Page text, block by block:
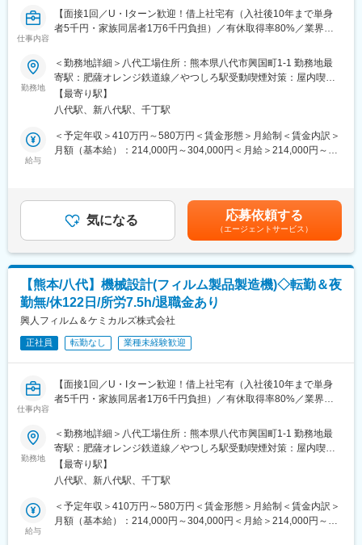
大切にし、地域に根ざした温かい医療サービスを提供していま
す。また、職員同士の連携も強く、安心して長く働ける環境づく
変更の範囲：無
・例1：入社3年目／550万円（月給35万＋賞与）
・例2：入社5年目／700万円（月給45万＋賞与）
将来的には管理職としてご活躍いただくキャリアパスもありま
■企業魅力
KAT WORLD株式会社は、熊本県を拠点に自動車販売・整備事業
を展開する急成長企業です。2025年8月に社名変更を行い、自動
10倍に伸びており、今期は28億円の売上を見込むなど、勢いのあ
る会社です。
やすい点も魅力です。会社の方針としてメリハリのついた働き方
を大切にしているため、業務を調整することで急遽午後お休みを
とるなど柔軟な働き方が可能です。
社内は風通しが良く、若手でも意見を出しやすい雰囲気。新しい
ことに挑戦したい方、地域に根ざした企業で長く働きたい方に
は、非常に魅力的な職場です。
変更の範囲：■すべての業務への配置転換有
仕事内容
【面接1回／U・Iターン歓迎！借上社宅有（入社後10年まで単身
者5千円・家族同居者1万6千円負担）／有休取得率80%／業界ト
の安定した取引実績◎】
■業務内容
当社八代工場にて、プラスチックフィルム生産設備（電気・計装
関連）の保全業務をお任せします。
・保全計画（1~2ヵ月に1回の定期点検等、電気・計装設備の整備
計画）
■組織構成
設備管理課はマネジメントをする機械係と電装係、実際に手を動
電装係：課長1名、電気担当3名、計装担当2名
(20代～50代まで幅広い年代が活躍しています！)
◇将来的にマネジメントや設計、設計技術などへのキャリアアッ
プが可能です。
■充実した福利厚生
・借上社宅制度：入社後10年まで、単身者は賃料自己負担は
5,000円（但し、賃料5万円まで）、家族同居者は1万6,000円負担
（但し、賃料8万円まで）
・退職金制度：職務等級、勤続年数、職位等によるポイント上乗
・有給：最高付与日数20日／有給取得率80%
■当社の魅力
・当社はカップラーメンの包装、レトルト食品のパウチ、洗剤や
の包装に使用されるフィルムを製造しています。当社独自の技術
を駆使し、近年ではリチウムイオン電池向けのフィルム等新しい
勤務地
＜勤務地詳細＞八代工場住所：熊本県八代市興国町1-1 勤務地最
寄駅：肥薩オレンジ鉄道線／やつしろ駅受動喫煙対策：屋内喫煙
可能場所あり変更の範囲：会社の定める事業所
【最寄り駅】
八代駅、新八代駅、千丁駅
給与
＜予定年収＞410万円～580万円＜賃金形態＞月給制＜賃金内訳＞
月額（基本給）：214,000円～304,000円＜月給＞214,000円～
額であり、選考を通じて上下する可能性があります。月給(月額)は
固定手当を含めた表記です。
気になる 応募依頼する
（エージェントサービス）
【熊本/八代】機械設計(フィルム製品製造機)◇転勤＆夜
勤無/休122日/所労7.5h/退職金あり
興人フィルム＆ケミカルズ株式会社
正社員 転勤なし 業種未経験歓迎
仕事内容
【面接1回／U・Iターン歓迎！借上社宅有（入社後10年まで単身
者5千円・家族同居者1万6千円負担）／有休取得率80%／業界ト
の安定した取引実績◎】
■業務内容：
当社八代工場にて、機械設計職として既存のフィルム製品製造機
器の改造をご担当いただきます。プラスチックフィルム製造ライ
ンの設計業務（構想設計から詳細設計）及び外注での加工・製
作・据付に関する監督業務を担っていただくことを期待します。
勤務地
＜勤務地詳細＞八代工場住所：熊本県八代市興国町1-1 勤務地最
寄駅：肥薩オレンジ鉄道線／やつしろ駅受動喫煙対策：屋内喫煙
可能場所あり変更の範囲：会社の定める事業所
【最寄り駅】
八代駅、新八代駅、千丁駅
給与
＜予定年収＞410万円～580万円＜賃金形態＞月給制＜賃金内訳＞
月額（基本給）：214,000円～304,000円＜月給＞214,000円～